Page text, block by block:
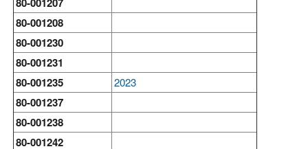
80-001208
80-001230
80-001231
80-001235
2023
80-001237
80-001238
80-001242